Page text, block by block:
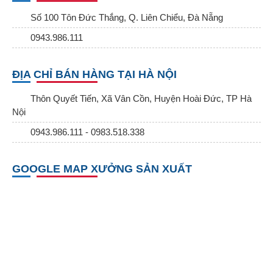
Số 100 Tôn Đức Thắng, Q. Liên Chiểu, Đà Nẵng
0943.986.111
ĐỊA CHỈ BÁN HÀNG TẠI HÀ NỘI
Thôn Quyết Tiến, Xã Vân Cồn, Huyện Hoài Đức, TP Hà
Nội
0943.986.111 - 0983.518.338
GOOGLE MAP XƯỞNG SẢN XUẤT